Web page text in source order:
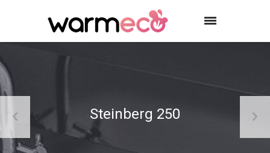
Steinberg 250